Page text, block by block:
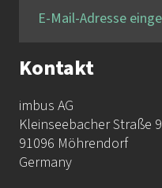
Kontakt
imbus AG
Kleinseebacher Straße 9
91096 Möhrendorf
Germany